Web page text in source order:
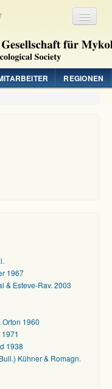
REGIONEN
1967
& Esteve-Rav. 2003
Orton 1960
1938
Kühner & Romagn.